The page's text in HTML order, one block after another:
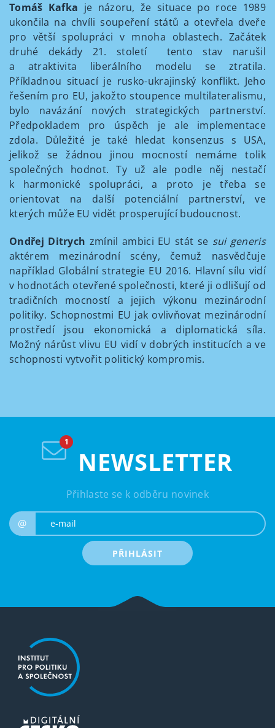
Tomáš Kafka je názoru, že situace po roce 1989
ukončila na chvíli soupeření států a otevřela dveře
pro větší spolupráci v mnoha oblastech. Začátek
druhé dekády 21. století tento stav narušil
a atraktivita liberálního modelu se ztratila.
Příkladnou situací je rusko-ukrajinský konflikt. Jeho
řešením pro EU, jakožto stoupence multilateralismu,
bylo navázání nových strategických partnerství.
Předpokladem pro úspěch je ale implementace
zdola. Důležité je také hledat konsenzus s USA,
jelikož se žádnou jinou mocností nemáme tolik
společných hodnot. Ty už ale podle něj nestačí
k harmonické spolupráci, a proto je třeba se
orientovat na další potenciální partnerství, ve
kterých může EU vidět prosperující budoucnost.
Ondřej Ditrych zmínil ambici EU stát se sui generis
aktérem mezinárodní scény, čemuž nasvědčuje
například Globální strategie EU 2016. Hlavní sílu vidí
v hodnotách otevřené společnosti, které ji odlišují od
tradičních mocností a jejich výkonu mezinárodní
politiky. Schopnostmi EU jak ovlivňovat mezinárodní
prostředí jsou ekonomická a diplomatická síla.
Možný nárůst vlivu EU vidí v dobrých institucích a ve
schopnosti vytvořit politický kompromis.
NEWSLETTER
Přihlaste se k odběru novinek
@
PŘIHLÁSIT